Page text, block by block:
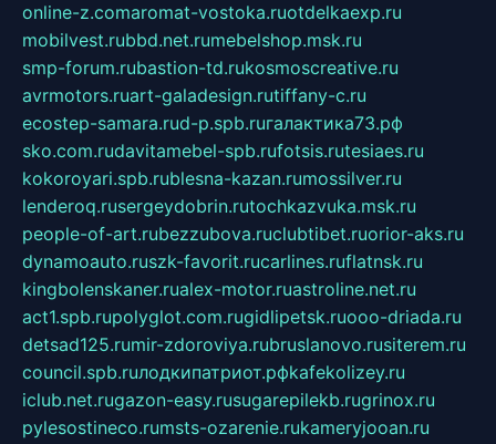
online-z.comaromat-vostoka.ruotdelkaexp.ru
mobilvest.rubbd.net.rumebelshop.msk.ru
smp-forum.rubastion-td.rukosmoscreative.ru
avrmotors.ruart-galadesign.rutiffany-c.ru
ecostep-samara.rud-p.spb.ruгалактика73.рф
sko.com.rudavitamebel-spb.rufotsis.rutesiaes.ru
kokoroyari.spb.rublesna-kazan.rumossilver.ru
lenderoq.rusergeydobrin.rutochkazvuka.msk.ru
people-of-art.rubezzubova.ruclubtibet.ruorior-aks.ru
dynamoauto.ruszk-favorit.rucarlines.ruflatnsk.ru
kingbolenskaner.rualex-motor.ruastroline.net.ru
act1.spb.rupolyglot.com.rugidlipetsk.ruooo-driada.ru
detsad125.rumir-zdoroviya.rubruslanovo.rusiterem.ru
council.spb.ruлодкипатриот.рфkafekolizey.ru
iclub.net.rugazon-easy.rusugarepilekb.rugrinox.ru
pylesostineco.rumsts-ozarenie.rukameryjooan.ru